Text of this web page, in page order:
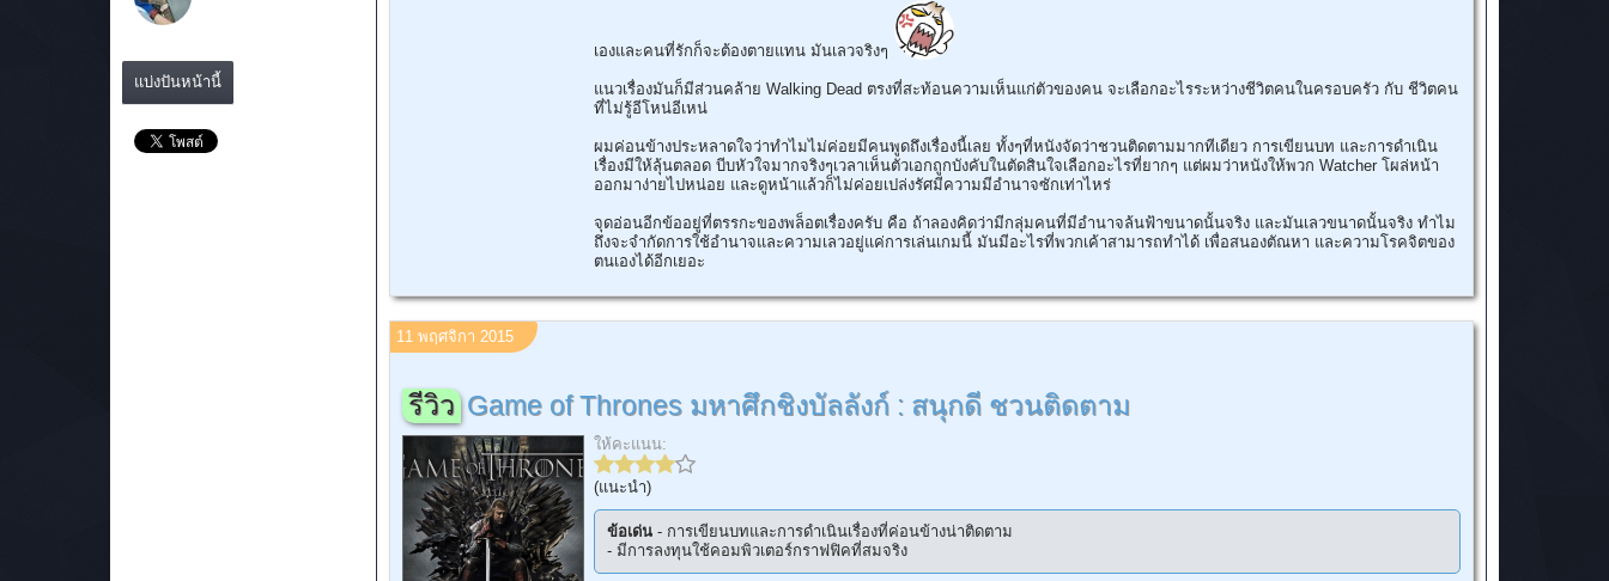
แบ่งปันหน้านี้
เองและคนที่รักก็จะต้องตายแทน มันเลวจริงๆ
แนวเรื่องมันก็มีส่วนคล้าย Walking Dead ตรงที่สะท้อนความเห็นแก่ตัวของคน จะเลือกอะไรระหว่างชีวิตคนในครอบครัว กับ ชีวิตคน
ที่ไม่รู้อีโหน่อีเหน่
ผมค่อนข้างประหลาดใจว่าทำไมไม่ค่อยมีคนพูดถึงเรื่องนี้เลย ทั้งๆที่หนังจัดว่าชวนติดตามมากทีเดียว การเขียนบท และการดำเนิน
เรื่องมีให้ลุ้นตลอด บีบหัวใจมากจริงๆเวลาเห็นตัวเอกถูกบังคับในตัดสินใจเลือกอะไรที่ยากๆ แต่ผมว่าหนังให้พวก Watcher โผล่หน้า
ออกมาง่ายไปหน่อย และดูหน้าแล้วก็ไม่ค่อยเปล่งรัศมีความมีอำนาจซักเท่าไหร่
จุดอ่อนอีกข้ออยู่ที่ตรรกะของพล็อตเรื่องครับ คือ ถ้าลองคิดว่ามีกลุ่มคนที่มีอำนาจล้นฟ้าขนาดนั้นจริง และมันเลวขนาดนั้นจริง ทำไม
ถึงจะจำกัดการใช้อำนาจและความเลวอยู่แค่การเล่นเกมนี้ มันมีอะไรที่พวกเค้าสามารถทำได้ เพื่อสนองตัณหา และความโรคจิตของ
ตนเองได้อีกเยอะ
11 พฤศจิกา 2015
รีวิว Game of Thrones มหาศึกชิงบัลลังก์ : สนุกดี ชวนติดตาม
ให้คะแนน:
(แนะนำ)
ข้อเด่น - การเขียนบทและการดำเนินเรื่องที่ค่อนข้างน่าติดตาม
- มีการลงทุนใช้คอมพิวเตอร์กราฟฟิคที่สมจริง